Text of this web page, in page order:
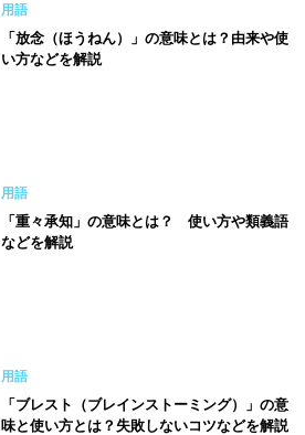
用語
「放念（ほうねん）」の意味とは？由来や使
い方などを解説
用語
「重々承知」の意味とは？ 使い方や類義語
などを解説
用語
「ブレスト（ブレインストーミング）」の意
味と使い方とは？失敗しないコツなどを解説